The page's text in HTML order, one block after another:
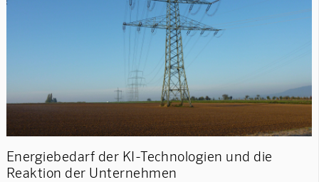
Energiebedarf der KI-Technologien und die
Reaktion der Unternehmen